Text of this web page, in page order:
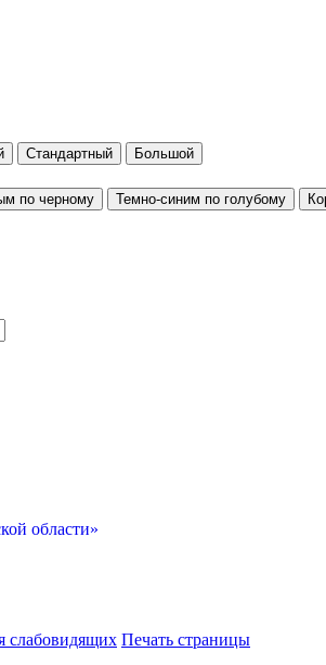
Стандартный Большой
по черному Темно-синим по голубому
области»
слабовидящих Печать страницы